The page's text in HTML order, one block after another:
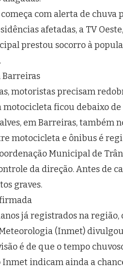
com alerta de chuva
afetadas, a TV
prestou socorro à
motoristas precisam
motocicleta ficou debaixo
em Barreiras, também
motocicleta e ônibus é
Municipal de
da direção. Antes de
graves.
já registrados na
(Inmet)
é de que o tempo
Inmet indicam ainda a